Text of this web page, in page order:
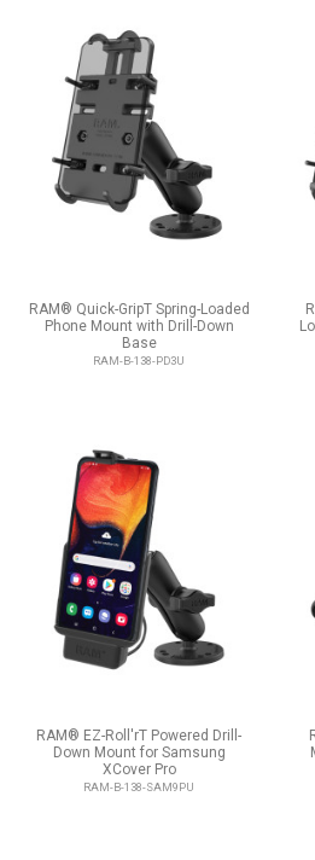
RAM® Quick-GripT Spring-Loaded
Phone Mount with Drill-Down
Base
RAM-B-138-PD3U
RAM® EZ-Roll'rT Powered Drill-
Down Mount for Samsung
XCover Pro
RAM-B-138-SAM9PU